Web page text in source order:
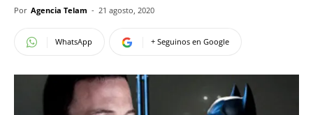
Por Agencia Telam - 21 agosto, 2020
WhatsApp + Seguinos en Google